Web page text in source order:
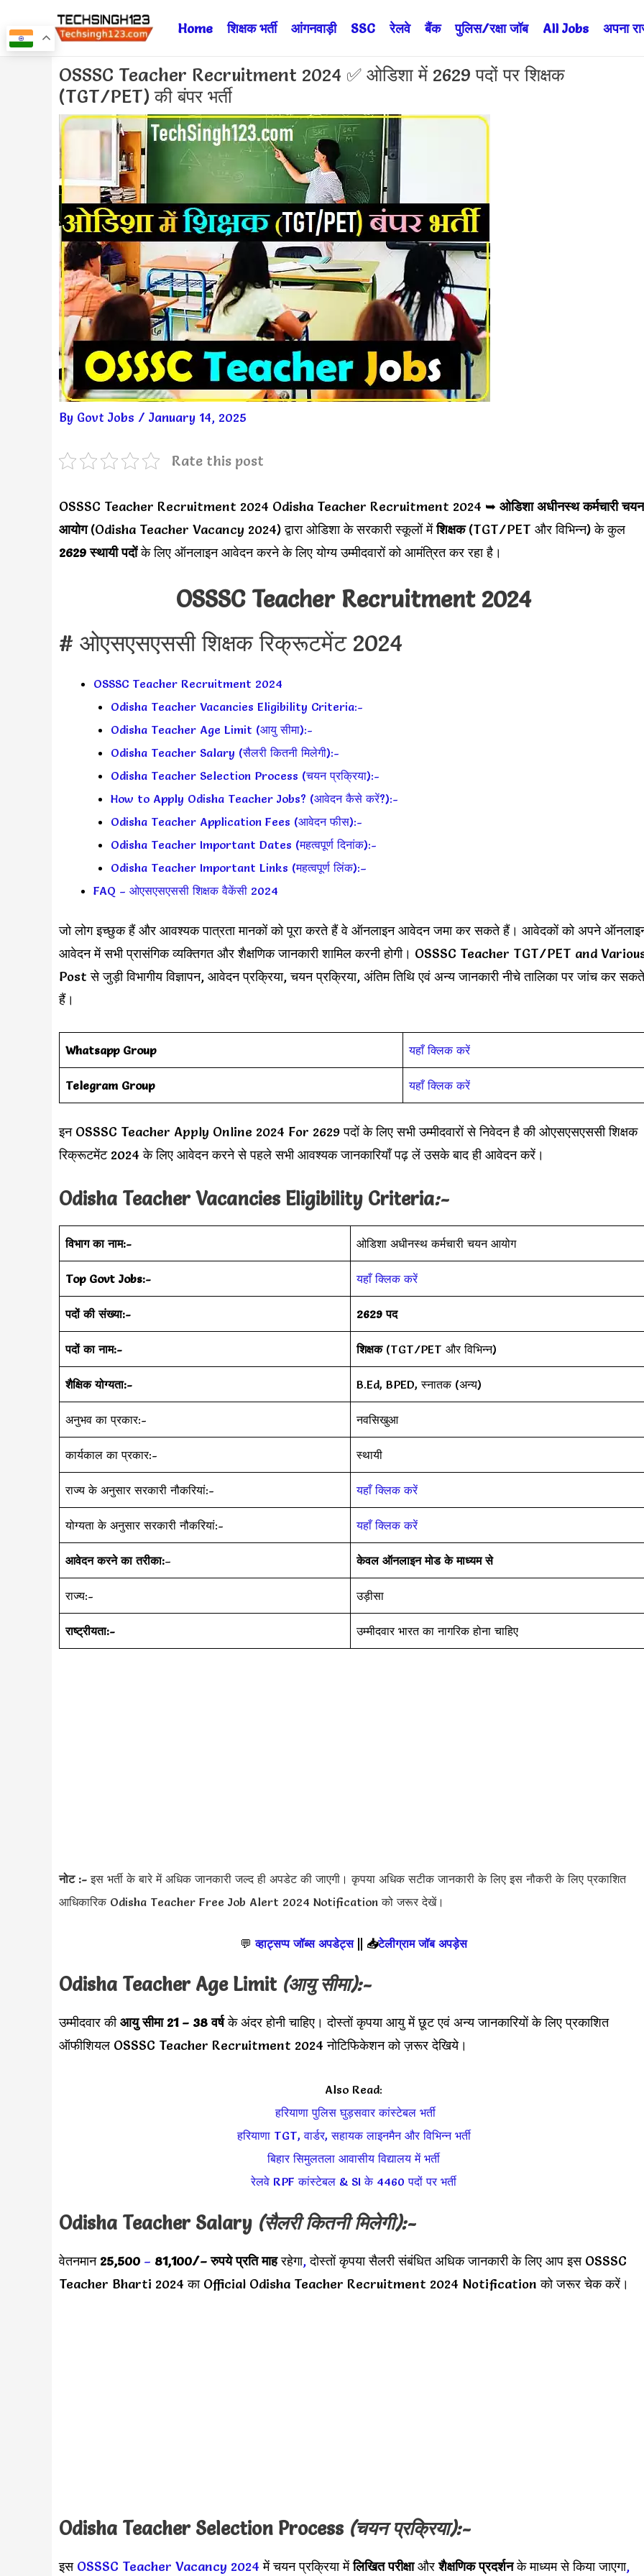
to
Home शिक्षक भर्ती आंगनवाड़ी SSC रेलवे बैंक पुलिस/रक्षा जॉब All Jobs अपना
OSSSC Teacher Recruitment 2024 ✅ ओडिशा में 2629 पदों पर शिक्षक
(TGT/PET) की बंपर भर्ती
By Govt Jobs / January 14, 2025
Rate this post
OSSSC Teacher Recruitment 2024 Odisha Teacher Recruitment 2024 ➥ ओडिशा अधीनस्थ कर्मचारी चयन
आयोग(Odisha Teacher Vacancy 2024) द्वारा ओडिशा के सरकारी स्कूलों मेंशिक्षक(TGT/PET और विभिन्न) के कुल
2629 स्थायी पदोंके लिए ऑनलाइन आवेदन करने के लिए योग्य उम्मीदवारों को आमंत्रित कर रहा है।
OSSSC Teacher Recruitment 2024
# ओएसएसएससी शिक्षक रिक्रूटमेंट 2024
OSSSC Teacher Recruitment 2024
Odisha Teacher Vacancies Eligibility Criteria:-
Odisha Teacher Age Limit (आयु सीमा):-
Odisha Teacher Salary (सैलरी कितनी मिलेगी):-
Odisha Teacher Selection Process (चयन प्रक्रिया):-
How to Apply Odisha Teacher Jobs? (आवेदन कैसे करें?):-
Odisha Teacher Application Fees (आवेदन फीस):-
Odisha Teacher Important Dates (महत्वपूर्ण दिनांक):-
Odisha Teacher Important Links (महत्वपूर्ण लिंक):–
FAQ – ओएसएसएससी शिक्षक वैकेंसी 2024
जो लोग इच्छुक हैं और आवश्यक पात्रता मानकों को पूरा करते हैं वे ऑनलाइन आवेदन जमा कर सकते हैं। आवेदकों को अपने
आवेदन में सभी प्रासंगिक व्यक्तिगत और शैक्षणिक जानकारी शामिल करनी होगी। OSSSC Teacher TGT/PET and
Post से जुड़ी विभागीय विज्ञापन, आवेदन प्रक्रिया, चयन प्रक्रिया, अंतिम तिथि एवं अन्य जानकारी नीचे तालिका पर जांच कर सकते
हैं।
Whatsapp Group यहाँ क्लिक करें
Telegram Group यहाँ क्लिक करें
इन OSSSC Teacher Apply Online 2024 For 2629 पदों के लिए सभी उम्मीदवारों से निवेदन है की ओएसएसएससी शिक्षक
रिक्रूटमेंट 2024 के लिए आवेदन करने से पहले सभी आवश्यक जानकारियाँ पढ़ लें उसके बाद ही आवेदन करें।
Odisha Teacher Vacancies Eligibility Criteria:-
विभाग का नाम:- ओडिशा अधीनस्थ कर्मचारी चयन आयोग
Top Govt Jobs:- यहाँ क्लिक करें
पदों की संख्या:- 2629 पद
पदों का नाम:- शिक्षक(TGT/PET और विभिन्न)
शैक्षिक योग्यता:- B.Ed, BPED, स्नातक (अन्य)
अनुभव का प्रकार:- नवसिखुआ
कार्यकाल का प्रकार:- स्थायी
राज्य के अनुसार सरकारी नौकरियां:- यहाँ क्लिक करें
योग्यता के अनुसार सरकारी नौकरियां:- यहाँ क्लिक करें
आवेदन करने का तरीका:– केवल ऑनलाइन मोड के माध्यम से
राज्य:- उड़ीसा
राष्ट्रीयता:- उम्मीदवार भारत का नागरिक होना चाहिए
नोट :- इस भर्ती के बारे में अधिक जानकारी जल्द ही अपडेट की जाएगी। कृपया अधिक सटीक जानकारी के लिए इस नौकरी के लिए प्रकाशित
आधिकारिक Odisha Teacher Free Job Alert 2024 Notification को जरूर देखें।
💬 व्हाट्सप्प जॉब्स अपडेट्स|| 📥टेलीग्राम जॉब अपड़ेस
Odisha Teacher Age Limit (आयु सीमा):-
उम्मीदवार कीआयु सीमा 21 – 38 वर्षके अंदर होनी चाहिए। दोस्तों कृपया आयु में छूट एवं अन्य जानकारियों के लिए प्रकाशित
ऑफीशियल OSSSC Teacher Recruitment 2024 नोटिफिकेशन को ज़रूर देखिये।
Also Read:
हरियाणा पुलिस घुड़सवार कांस्टेबल भर्ती
हरियाणा TGT, वार्डर, सहायक लाइनमैन और विभिन्न भर्ती
बिहार सिमुलतला आवासीय विद्यालय में भर्ती
रेलवे RPF कांस्टेबल & SI के 4460 पदों पर भर्ती
Odisha Teacher Salary (सैलरी कितनी मिलेगी):-
वेतनमान 25,500 – 81,100/– रुपये प्रति माहरहेगा, दोस्तों कृपया सैलरी संबंधित अधिक जानकारी के लिए आप इस OSSSC
Teacher Bharti 2024 का Official Odisha Teacher Recruitment 2024 Notification को जरूर चेक करें।
Odisha Teacher Selection Process (चयन प्रक्रिया):-
इस OSSSC Teacher Vacancy 2024में चयन प्रक्रिया मेंलिखित परीक्षा और शैक्षणिक प्रदर्शनके माध्यम से किया जाएगा,
Post
navigation